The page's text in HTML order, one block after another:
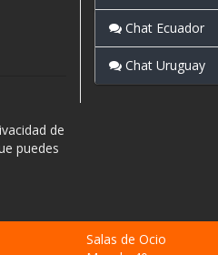
de
puedes
Chat Ecuador
Chat Uruguay
Salas de Ocio